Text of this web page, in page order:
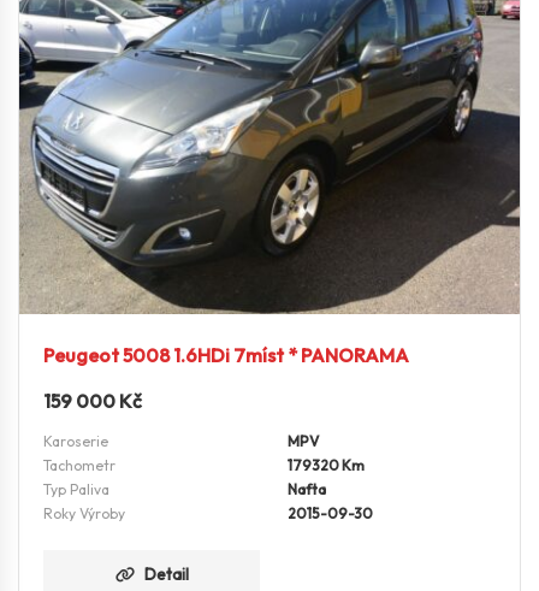
Peugeot 5008 1.6HDi 7míst * PANORAMA
159 000 Kč
Karoserie
MPV
Tachometr
179320 Km
Typ Paliva
Nafta
Roky Výroby
2015-09-30
Detail